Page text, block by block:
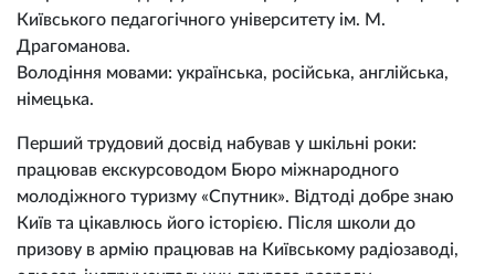
Київського педагогічного університету ім. М.
Драгоманова.
Володіння мовами: українська, російська, англійська,
німецька.
Перший трудовий досвід набував у шкільні роки:
працював екскурсоводом Бюро міжнародного
молодіжного туризму «Спутник». Відтоді добре знаю
Київ та цікавлюсь його історією. Після школи до
призову в армію працював на Київському радіозаводі,